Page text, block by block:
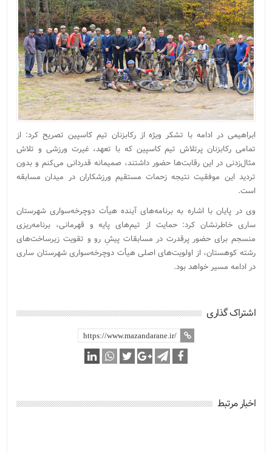
ابراهیمی در ادامه با تشکر ویژه از رکابزنان تیم کاسپین تصریح کرد: از
تمامی رکابزنان پرتلاش تیم کاسپین که با تعهد، غیرت ورزشی و تلاش
مثال‌زدنی در این رقابت‌ها حضور داشتند، صمیمانه قدردانی می‌کنم و بدون
تردید این موفقیت نتیجه زحمات مستقیم ورزشکاران در میدان مسابقه
است.
وی در پایان با اشاره به برنامه‌های آینده هیأت دوچرخه‌سواری شهرستان
ساری خاطرنشان کرد: حمایت از تیم‌های پایه و قهرمانی، برنامه‌ریزی
منسجم برای حضور پرقدرت در مسابقات پیشِ رو و تقویت زیرساخت‌های
رشته کوهستان، از اولویت‌های اصلی هیأت دوچرخه‌سواری شهرستان ساری
در ادامه مسیر خواهد بود.
اشتراک گذاری
اخبار مرتبط